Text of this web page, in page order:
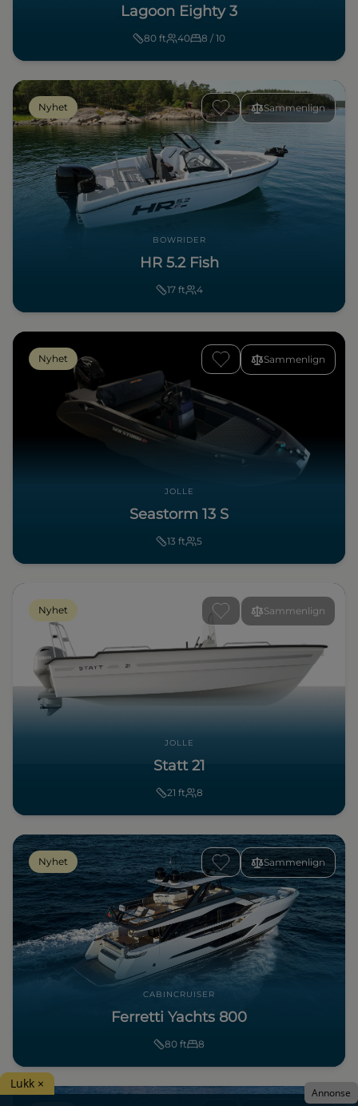
Lagoon Eighty 3
80 ft 40 8 / 10
Sammenlign
Nyhet
BOWRIDER
HR 5.2 Fish
17 ft 4
Sammenlign
Nyhet
JOLLE
Seastorm 13 S
13 ft 5
Sammenlign
Nyhet
JOLLE
Statt 21
21 ft 8
Sammenlign
Nyhet
CABINCRUISER
Ferretti Yachts 800
80 ft 8
Annonse
Lukk ×